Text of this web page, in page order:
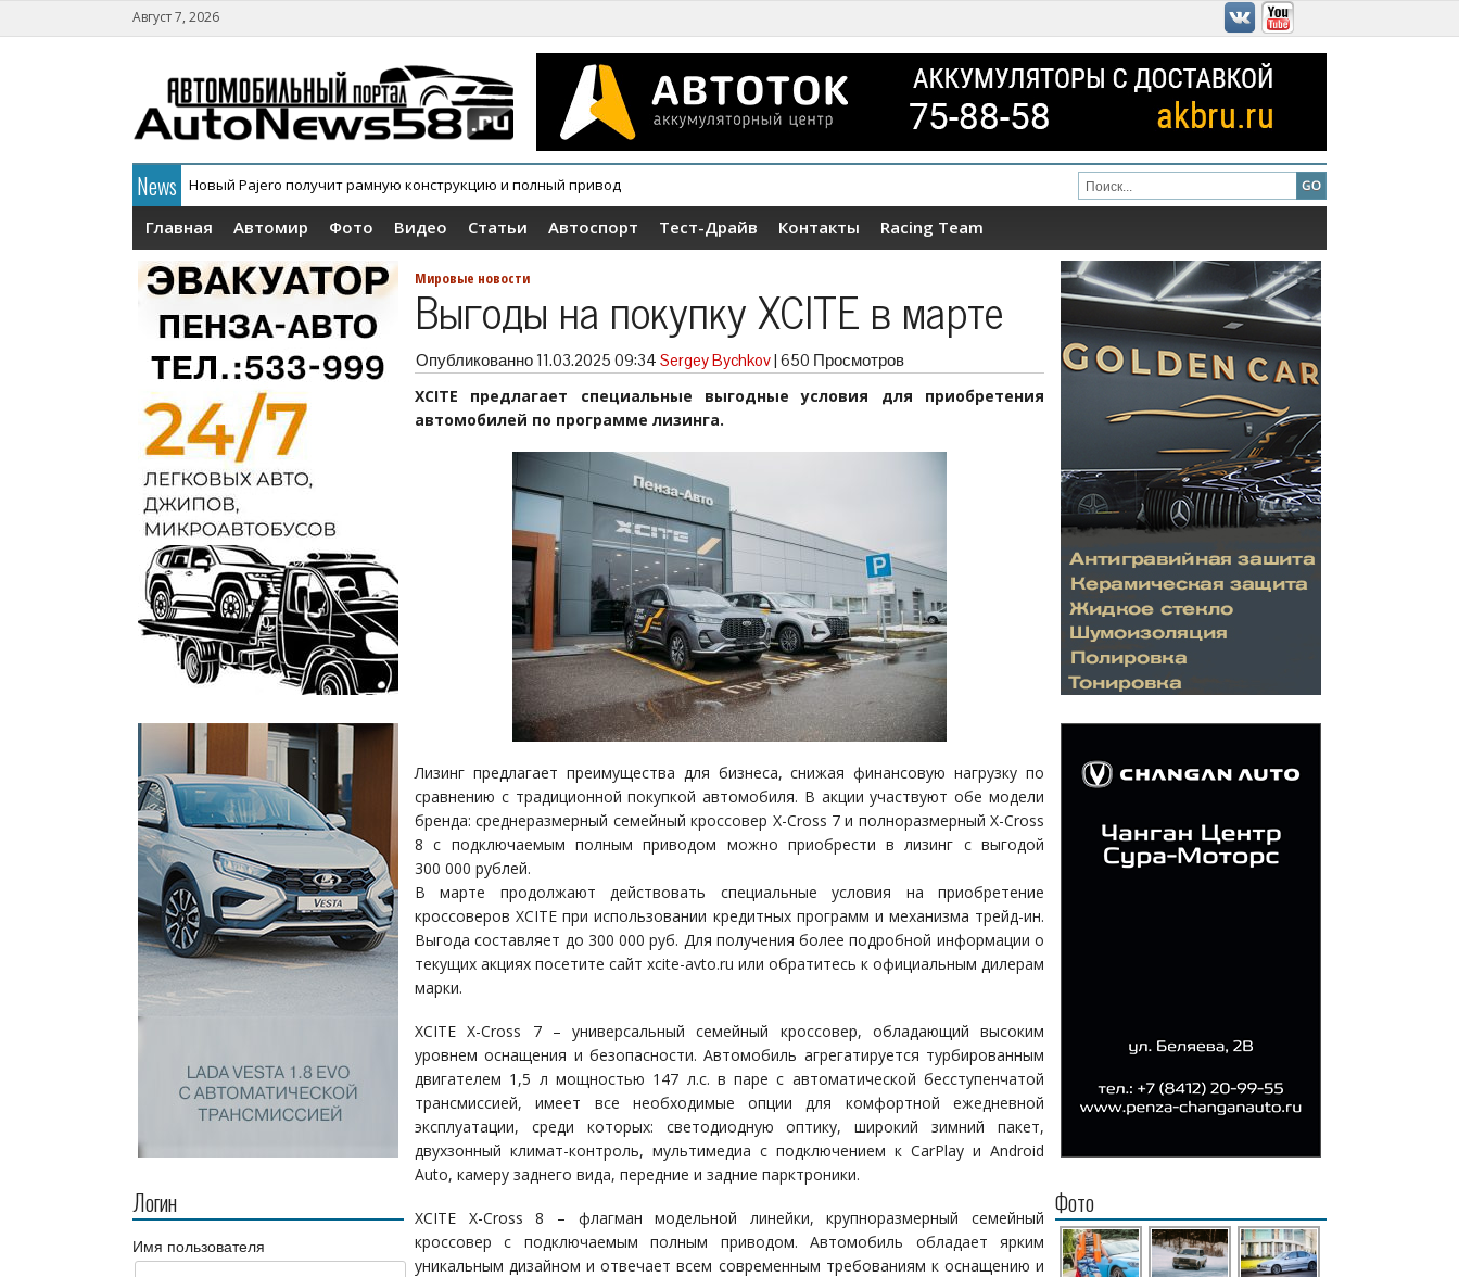
Август 7, 2026
News
Новый Pajero получит рамную конструкцию и полный привод
В России официально дебютировал кроссовер Wey V9X
Главная Автомир Фото Видео Статьи Автоспорт Тест-Драйв Контакты Racing Team
Логин
Имя пользователя
Мировые новости
Выгоды на покупку XCITE в марте
Опубликованно 11.03.2025 09:34 Sergey Bychkov| 650 Просмотров
XCITE предлагает специальные выгодные условия для приобретения
автомобилей по программе лизинга.
Лизинг предлагает преимущества для бизнеса, снижая финансовую нагрузку по
сравнению с традиционной покупкой автомобиля. В акции участвуют обе модели
бренда: среднеразмерный семейный кроссовер X-Cross 7 и полноразмерный X-Cross
8 с подключаемым полным приводом можно приобрести в лизинг с выгодой
300 000 рублей.
В марте продолжают действовать специальные условия на приобретение
кроссоверов XCITE при использовании кредитных программ и механизма трейд-ин.
Выгода составляет до 300 000 руб. Для получения более подробной информации о
текущих акциях посетите сайт xcite-avto.ru или обратитесь к официальным дилерам
марки.
XCITE X-Cross 7 – универсальный семейный кроссовер, обладающий высоким
уровнем оснащения и безопасности. Автомобиль агрегатируется турбированным
двигателем 1,5 л мощностью 147 л.с. в паре с автоматической бесступенчатой
трансмиссией, имеет все необходимые опции для комфортной ежедневной
эксплуатации, среди которых: светодиодную оптику, широкий зимний пакет,
двухзонный климат-контроль, мультимедиа с подключением к CarPlay и Android
Auto, камеру заднего вида, передние и задние парктроники.
XCITE X-Cross 8 – флагман модельной линейки, крупноразмерный семейный
кроссовер с подключаемым полным приводом. Автомобиль обладает ярким
уникальным дизайном и отвечает всем современным требованиям к оснащению и
Фото